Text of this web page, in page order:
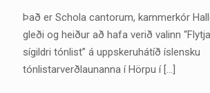
Það er Schola cantorum, kammerkór
gleði og heiður að hafa verið valinn
sígildri tónlist” á uppskeruhátíð íslensku
tónlistarverðlaunanna í Hörpu í[…]